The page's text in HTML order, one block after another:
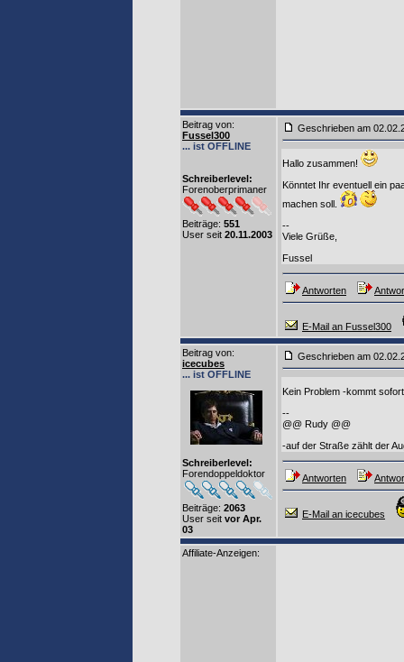
Beitrag von:
Fussel300
... ist OFFLINE
Schreiberlevel:
Forenoberprimaner
Beiträge: 551
User seit 20.11.2003
Geschrieben am
Hallo zusammen!
Könntet Ihr eventuell ein
machen soll.
--
Viele Grüße,
Fussel
Antworten
E-Mail an Fussel300
Beitrag von:
icecubes
... ist OFFLINE
Schreiberlevel:
Forendoppeldoktor
Beiträge: 2063
User seit vor Apr.
03
Geschrieben am
Kein Problem -kommt
--
@@ Rudy @@
-auf der Straße zählt der
Antworten
E-Mail an icecubes
Affiliate-Anzeigen: